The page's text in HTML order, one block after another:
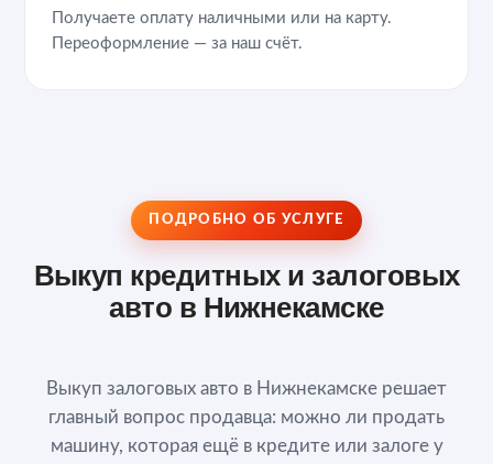
Получаете оплату наличными или на карту.
Переоформление — за наш счёт.
ПОДРОБНО ОБ УСЛУГЕ
Выкуп кредитных и залоговых
авто в Нижнекамске
Выкуп залоговых авто в Нижнекамске решает
главный вопрос продавца: можно ли продать
машину, которая ещё в кредите или залоге у